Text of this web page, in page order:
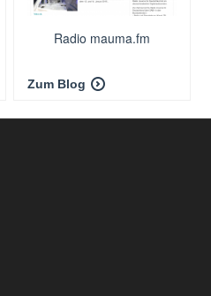
Radio mauma.fm
Zum Blog